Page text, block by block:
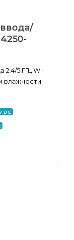
5 ГГц Wi-
влажности
DC